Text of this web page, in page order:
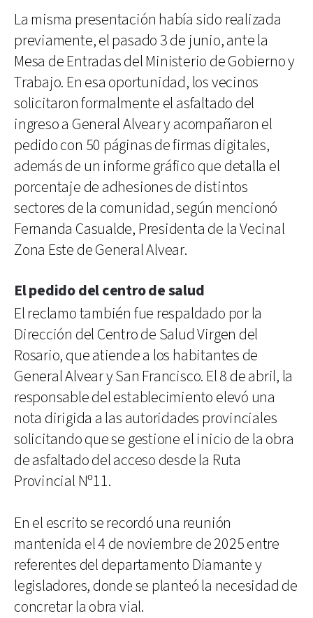
La misma presentación había sido realizada
previamente, el pasado 3 de junio, ante la
Mesa de Entradas del Ministerio de Gobierno y
Trabajo. En esa oportunidad, los vecinos
solicitaron formalmente el asfaltado del
ingreso a General Alvear y acompañaron el
pedido con 50 páginas de firmas digitales,
además de un informe gráfico que detalla el
porcentaje de adhesiones de distintos
sectores de la comunidad, según mencionó
Fernanda Casualde, Presidenta de la Vecinal
Zona Este de General Alvear.
El pedido del centro de salud
El reclamo también fue respaldado por la
Dirección del Centro de Salud Virgen del
Rosario, que atiende a los habitantes de
General Alvear y San Francisco. El 8 de abril, la
responsable del establecimiento elevó una
nota dirigida a las autoridades provinciales
solicitando que se gestione el inicio de la obra
de asfaltado del acceso desde la Ruta
Provincial Nº11.
En el escrito se recordó una reunión
mantenida el 4 de noviembre de 2025 entre
referentes del departamento Diamante y
legisladores, donde se planteó la necesidad de
concretar la obra vial.